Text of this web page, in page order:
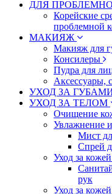
ДЛЯ
Корейские
проблемной
МАКИЯЖ
Макияж для
Консилеры
Пудра для
Аксессуары,
УХОД ЗА
УХОД ЗА ТЕЛОМ
Очищение
Увлажнение
Мист
Спрей
Уход за
рук
Уход за